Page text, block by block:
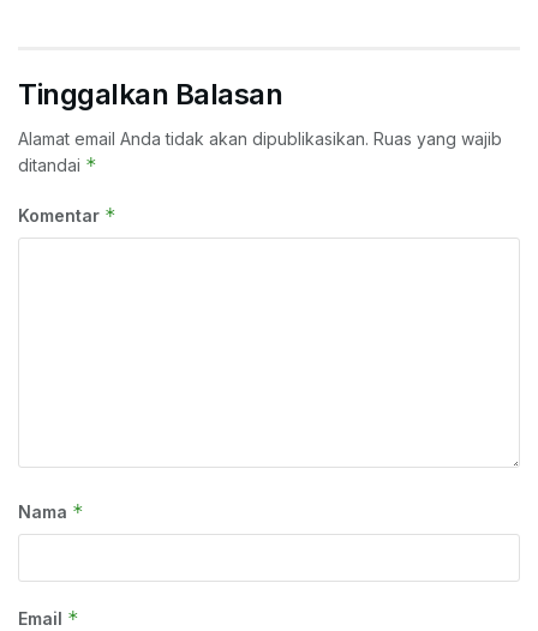
Tinggalkan Balasan
Alamat email Anda tidak akan dipublikasikan. Ruas yang wajib
ditandai *
Komentar *
Nama *
Email *